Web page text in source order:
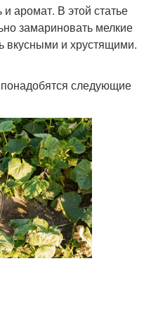
аромат. В этой статье
замариновать мелкие
вкусными и хрустящими.
следующие